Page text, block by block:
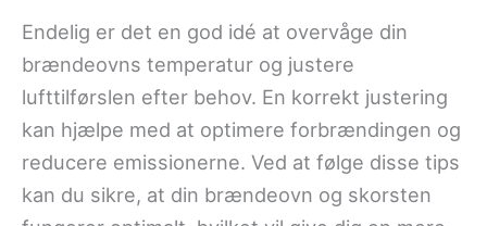
Endelig er det en god idé at overvåge din
brændeovns temperatur og justere
lufttilførslen efter behov. En korrekt justering
kan hjælpe med at optimere forbrændingen og
reducere emissionerne. Ved at følge disse tips
kan du sikre, at din brændeovn og skorsten